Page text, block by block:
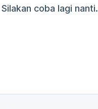
coba lagi nanti.